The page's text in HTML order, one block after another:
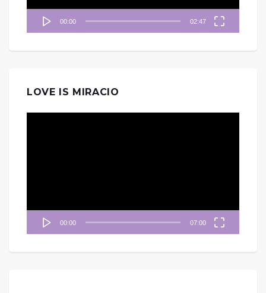
00:00 02:47
LOVE IS MIRACIO
00:00 07:00